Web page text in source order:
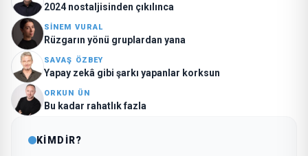
2024 nostaljisinden çıkılınca
SINEM VURAL
Rüzgarın yönü gruplardan yana
SAVAŞ ÖZBEY
Yapay zekâ gibi şarkı yapanlar korksun
ORKUN ÜN
Bu kadar rahatlık fazla
KİMDİR?